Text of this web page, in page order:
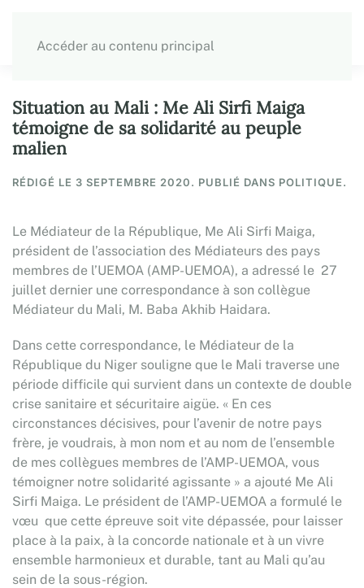
Accéder au contenu principal
Situation au Mali : Me Ali Sirfi Maiga
témoigne de sa solidarité au peuple
malien
RÉDIGÉ LE 3 SEPTEMBRE 2020. PUBLIÉ DANS POLITIQUE.
Le Médiateur de la République, Me Ali Sirfi Maiga,
président de l’association des Médiateurs des pays
membres de l’UEMOA (AMP-UEMOA), a adressé le 27
juillet dernier une correspondance à son collègue
Médiateur du Mali, M. Baba Akhib Haidara.
Dans cette correspondance, le Médiateur de la
République du Niger souligne que le Mali traverse une
période difficile qui survient dans un contexte de double
crise sanitaire et sécuritaire aigüe. « En ces
circonstances décisives, pour l’avenir de notre pays
frère, je voudrais, à mon nom et au nom de l’ensemble
de mes collègues membres de l’AMP-UEMOA, vous
témoigner notre solidarité agissante » a ajouté Me Ali
Sirfi Maiga. Le président de l’AMP-UEMOA a formulé le
vœu que cette épreuve soit vite dépassée, pour laisser
place à la paix, à la concorde nationale et à un vivre
ensemble harmonieux et durable, tant au Mali qu’au
sein de la sous-région.